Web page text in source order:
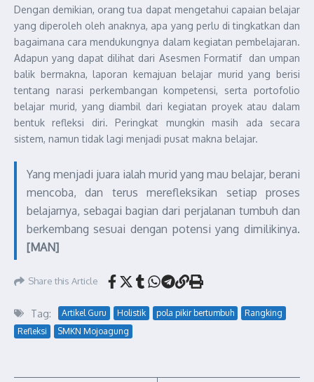
Dengan demikian, orang tua dapat mengetahui capaian belajar
yang diperoleh oleh anaknya, apa yang perlu di tingkatkan dan
bagaimana cara mendukungnya dalam kegiatan pembelajaran.
Adapun yang dapat dilihat dari Asesmen Formatif dan umpan
balik bermakna, laporan kemajuan belajar murid yang berisi
tentang narasi perkembangan kompetensi, serta portofolio
belajar murid, yang diambil dari kegiatan proyek atau dalam
bentuk refleksi diri. Peringkat mungkin masih ada secara
sistem, namun tidak lagi menjadi pusat makna belajar.
Yang menjadi juara ialah murid yang mau belajar, berani
mencoba, dan terus merefleksikan setiap proses
belajarnya, sebagai bagian dari perjalanan tumbuh dan
berkembang sesuai dengan potensi yang dimilikinya.
[MAN]
Share this Article
Tag: Artikel Guru Holistik pola pikir bertumbuh
Rangking
Refleksi
SMKN Mojoagung